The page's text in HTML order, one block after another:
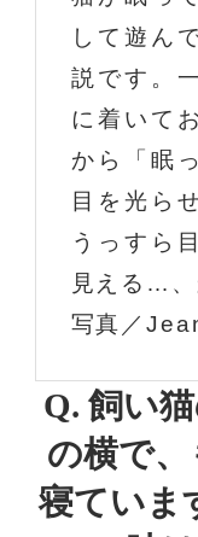
して遊ん
説です。
に着いて
から「眠
目を光ら
うっすら
見える…、
写真／
Q. 飼い
の横で、
寝ていま